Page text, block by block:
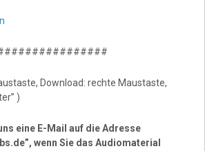
Download: rechte Maustaste,
)
eine E-Mail auf die Adresse
wenn Sie das Audiomaterial